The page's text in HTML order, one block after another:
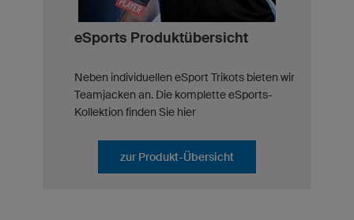
eSports Produktübersicht
Neben individuellen eSport Trikots bieten wir
Teamjacken an. Die komplette eSports-
Kollektion finden Sie hier
zur Produkt-Übersicht